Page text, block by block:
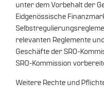
unter dem Vorbehalt der
Eidgenössische
relevanten Reglemente
Geschäfte der SRO-
SRO-Kommission
Weitere Rechte und